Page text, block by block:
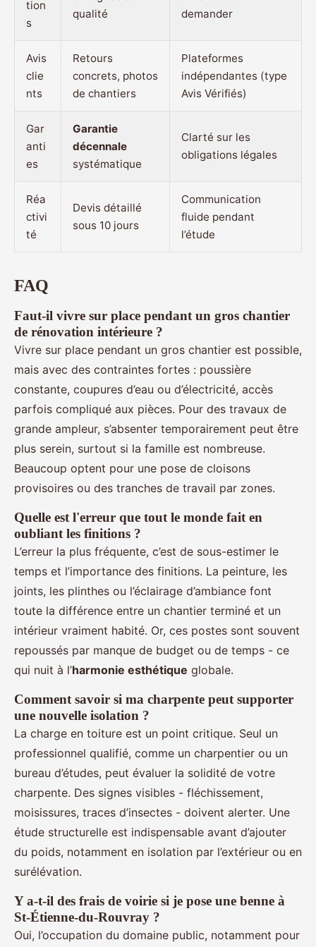
tion
s
qualité
demander
Avis
clie
nts
Retours
concrets, photos
de chantiers
Plateformes
indépendantes (type
Avis Vérifiés)
Gar
anti
es
Garantie
décennale
systématique
Clarté sur les
obligations légales
Réa
ctivi
té
Devis détaillé
sous 10 jours
Communication
fluide pendant
l’étude
FAQ
Faut-il vivre sur place pendant un gros chantier
de rénovation intérieure ?
Vivre sur place pendant un gros chantier est possible,
mais avec des contraintes fortes : poussière
constante, coupures d’eau ou d’électricité, accès
parfois compliqué aux pièces. Pour des travaux de
grande ampleur, s’absenter temporairement peut être
plus serein, surtout si la famille est nombreuse.
Beaucoup optent pour une pose de cloisons
provisoires ou des tranches de travail par zones.
Quelle est l'erreur que tout le monde fait en
oubliant les finitions ?
L’erreur la plus fréquente, c’est de sous-estimer le
temps et l’importance des finitions. La peinture, les
joints, les plinthes ou l’éclairage d’ambiance font
toute la différence entre un chantier terminé et un
intérieur vraiment habité. Or, ces postes sont souvent
repoussés par manque de budget ou de temps - ce
qui nuit à l’harmonie esthétique globale.
Comment savoir si ma charpente peut supporter
une nouvelle isolation ?
La charge en toiture est un point critique. Seul un
professionnel qualifié, comme un charpentier ou un
bureau d’études, peut évaluer la solidité de votre
charpente. Des signes visibles - fléchissement,
moisissures, traces d’insectes - doivent alerter. Une
étude structurelle est indispensable avant d’ajouter
du poids, notamment en isolation par l’extérieur ou en
surélévation.
Y a-t-il des frais de voirie si je pose une benne à
St-Étienne-du-Rouvray ?
Oui, l’occupation du domaine public, notamment pour